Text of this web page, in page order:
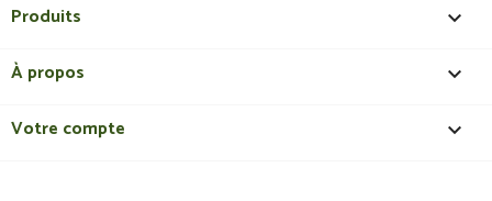
Produits 
À propos 
Votre compte 